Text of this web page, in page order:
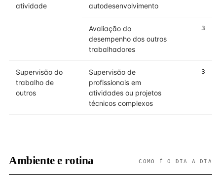
atividade
autodesenvolvimento
Avaliação do
desempenho dos outros
trabalhadores
3
Supervisão do
trabalho de
outros
Supervisão de
profissionais em
atividades ou projetos
técnicos complexos
3
Ambiente e rotina COMO É O DIA A DIA